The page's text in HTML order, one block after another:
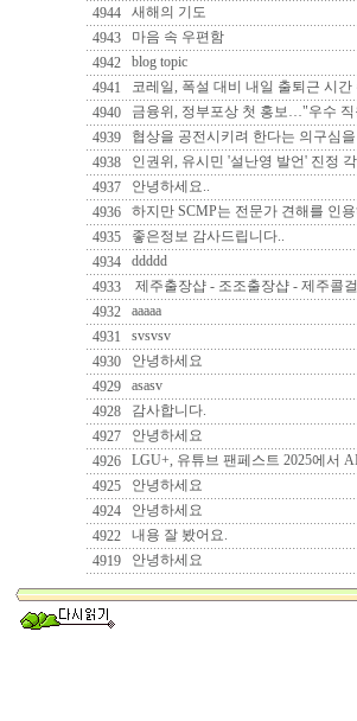
4944
새해의 기도
4943
마음 속 우편함
4942
blog topic
4941
코레일, 폭설 대비 내일 출퇴근 시간
4940
금융위, 정부포상 첫 홍보…"우수
4939
협상을 공전시키려 한다는 의구심
4938
인권위, 유시민 '설난영 발언' 진정
4937
안녕하세요..
4936
하지만 SCMP는 전문가 견해를 인
4935
좋은정보 감사드립니다..
4934
ddddd
4933
제주출장샵 - 조조출장샵 - 제주콜걸
4932
aaaaa
4931
svsvsv
4930
안녕하세요
4929
asasv
4928
감사합니다.
4927
안녕하세요
4926
LGU+, 유튜브 팬페스트 2025에서
4925
안녕하세요
4924
안녕하세요
4922
내용 잘 봤어요.
4919
안녕하세요